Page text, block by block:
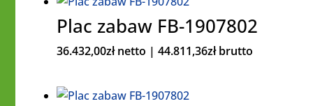
Plac zabaw FB-1907802
36.432,00zł netto | 44.811,36złbrutto